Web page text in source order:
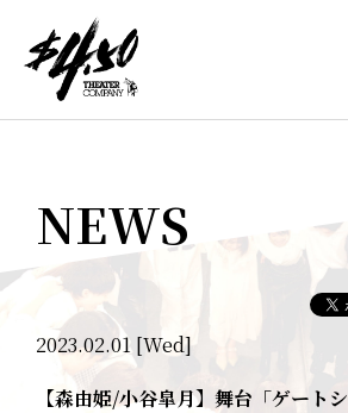
NEWS
2023.02.01 [Wed]
【森由姫/小谷皐月】舞台「ゲート